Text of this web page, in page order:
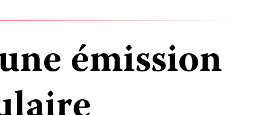
émission